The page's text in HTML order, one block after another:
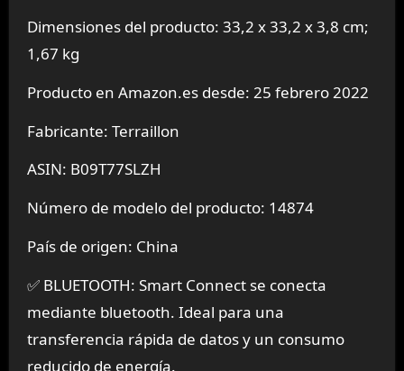
Dimensiones del producto: 33,2 x 33,2 x 3,8 cm;
1,67 kg
Producto en Amazon.es desde: 25 febrero 2022
Fabricante: Terraillon
ASIN: B09T77SLZH
Número de modelo del producto: 14874
País de origen: China
✅ BLUETOOTH: Smart Connect se conecta
mediante bluetooth. Ideal para una
transferencia rápida de datos y un consumo
reducido de energía.